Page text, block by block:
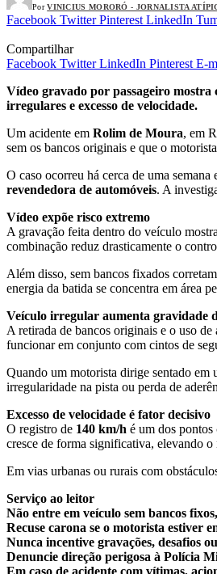
Por VINICIUS MORORÓ - JORNALISTA
Facebook Twitter Pinterest LinkedIn
Compartilhar
Facebook Twitter LinkedIn Pinterest E-
Vídeo gravado por passageiro mostra
irregulares e excesso de velocidade.
Um acidente em Rolim de Moura, em
sem os bancos originais e que o
O caso ocorreu há cerca de uma
revendedora de automóveis. A
Vídeo expõe risco extremo
A gravação feita dentro do veículo
combinação reduz drasticamente o
Além disso, sem bancos fixados
energia da batida se concentra em área
Veículo irregular aumenta gravidade
A retirada de bancos originais e o uso
funcionar em conjunto com cintos de
Quando um motorista dirige sentado em
irregularidade na pista ou perda de
Excesso de velocidade é fator decisivo
O registro de 140 km/h é um dos pontos
cresce de forma significativa, elevando o
Em vias urbanas ou rurais com
Serviço ao leitor
Não entre em veículo sem bancos
Recuse carona se o motorista estiver
Nunca incentive gravações, desafios
Denuncie direção perigosa à Polícia
Em caso de acidente com vítimas,